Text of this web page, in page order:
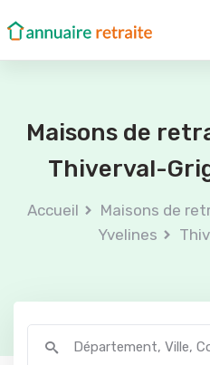
Maisons de
Thiverval-
Accueil Maisons de
Yvelines